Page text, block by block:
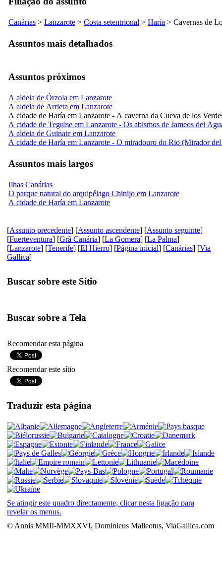
Canárias > Lanzarote > Costa setentrional > Haría > Cavernas de
Assuntos mais detalhados
Assuntos próximos
A aldeia de Órzola em Lanzarote
A aldeia de Arrieta em Lanzarote
A cidade de Haría em Lanzarote - A caverna da Cueva de los
A cidade de Teguise em Lanzarote - Os abismos de Jameos del
A aldeia de Guinate em Lanzarote
A cidade de Haría em Lanzarote - O miradouro do Rio (Mirador
Assuntos mais largos
Ilhas Canárias
O parque natural do arquipélago Chinijo em Lanzarote
A cidade de Haría em Lanzarote
[Assunto precedente] [Assunto ascendente] [Assunto seguinte]
[Fuerteventura] [Grã Canária] [La Gomera] [La Palma]
[Lanzarote] [Tenerife] [El Hierro] [Página inicial] [Canárias] [Via
Gallica]
Buscar sobre este Sítio
Buscar sobre a Tela
Recomendar esta página
Recomendar este sítio
Traduzir esta página
Se atingir este quadro directamente, clicar nesta ligação para
revelar os menus.
© Annis MMII-MMXXVI, Dominicus Malleotus, ViaGallica.com